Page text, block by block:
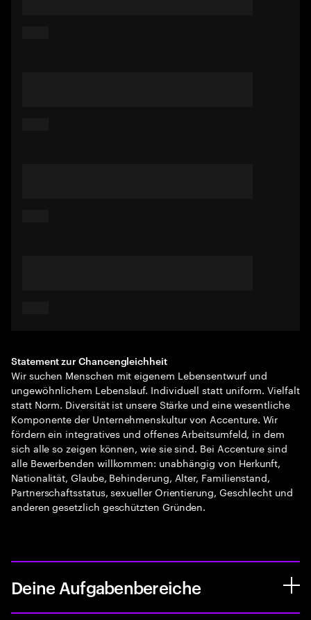
Statement zur Chancengleichheit
Wir suchen Menschen mit eigenem Lebensentwurf und
ungewöhnlichem Lebenslauf. Individuell statt uniform. Vielfalt
statt Norm. Diversität ist unsere Stärke und eine wesentliche
Komponente der Unternehmenskultur von Accenture. Wir
fördern ein integratives und offenes Arbeitsumfeld, in dem
sich alle so zeigen können, wie sie sind. Bei Accenture sind
alle Bewerbenden willkommen: unabhängig von Herkunft,
Nationalität, Glaube, Behinderung, Alter, Familienstand,
Partnerschaftsstatus, sexueller Orientierung, Geschlecht und
anderen gesetzlich geschützten Gründen.
Deine Aufgabenbereiche